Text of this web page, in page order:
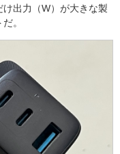
出力（W）が大きな製
。